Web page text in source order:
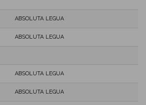
ABSOLUTA LEGUA
ABSOLUTA LEGUA
ABSOLUTA LEGUA
ABSOLUTA LEGUA